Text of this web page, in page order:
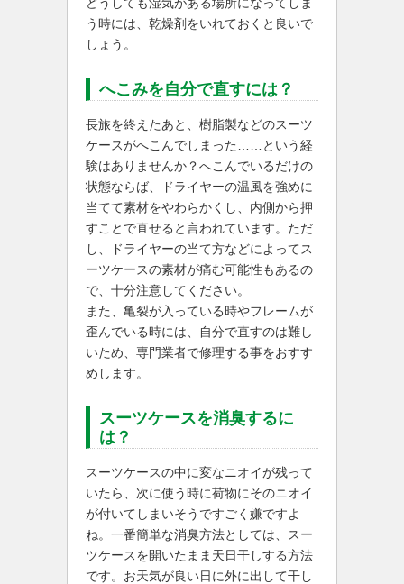
どうしても湿気がある場所になってしま
う時には、乾燥剤をいれておくと良いで
しょう。
へこみを自分で直すには？
長旅を終えたあと、樹脂製などのスーツ
ケースがへこんでしまった……という経
験はありませんか？へこんでいるだけの
状態ならば、ドライヤーの温風を強めに
当てて素材をやわらかくし、内側から押
すことで直せると言われています。ただ
し、ドライヤーの当て方などによってス
ーツケースの素材が痛む可能性もあるの
で、十分注意してください。
また、亀裂が入っている時やフレームが
歪んでいる時には、自分で直すのは難し
いため、専門業者で修理する事をおすす
めします。
スーツケースを消臭するに
は？
スーツケースの中に変なニオイが残って
いたら、次に使う時に荷物にそのニオイ
が付いてしまいそうですごく嫌ですよ
ね。一番簡単な消臭方法としては、スー
ツケースを開いたまま天日干しする方法
です。お天気が良い日に外に出して干し